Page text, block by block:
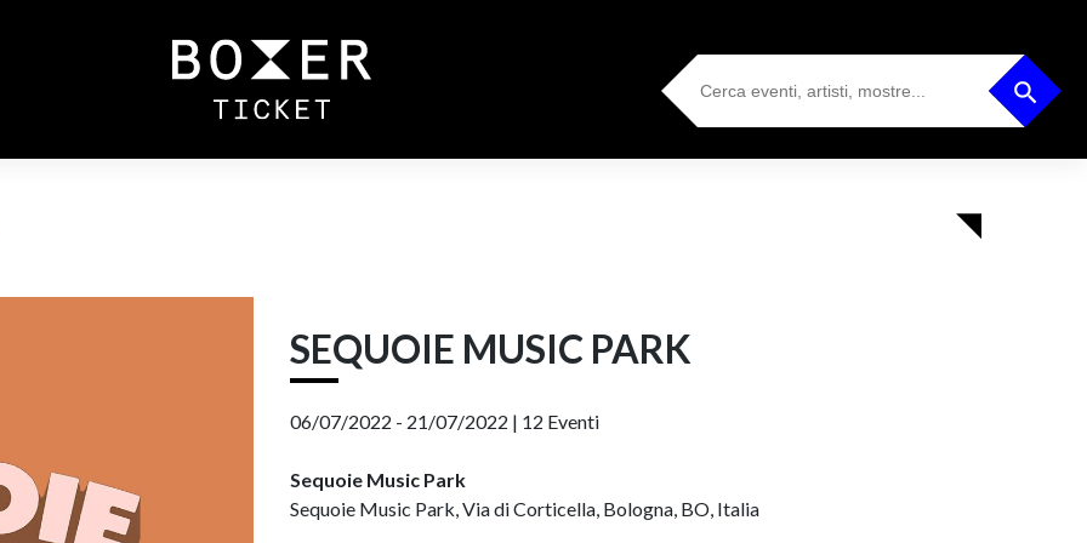
Search
for:
Search Button
SEQUOIE MUSIC PARK
06/07/2022 - 21/07/2022 | 12 Eventi
Sequoie Music Park
Sequoie Music Park, Via di Corticella, Bologna, BO, Italia